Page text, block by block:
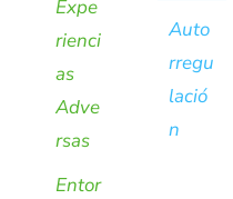
Expe
rienci
as
Adve
rsas
Entor
Auto
rregu
lació
n